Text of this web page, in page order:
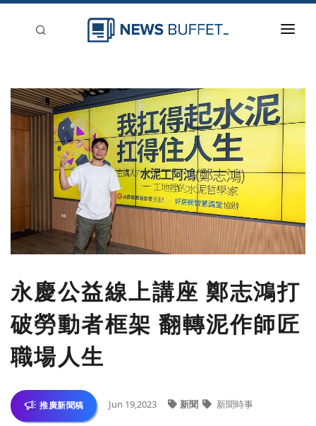
新聞稿分類
登入
刊登
永慶公益線上講座 鄭志鴻打
破勞動者框架 翻轉泥作師匠
職場人生
推廣新聞稿 Jun 19,2023 新聞 新聞時事